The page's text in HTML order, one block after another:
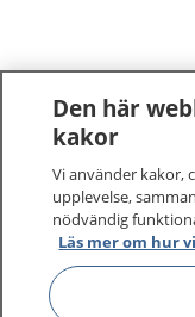
Den här
kakor
Vi använder kakor,
upplevelse,
nödvändig
Läs mer om hur